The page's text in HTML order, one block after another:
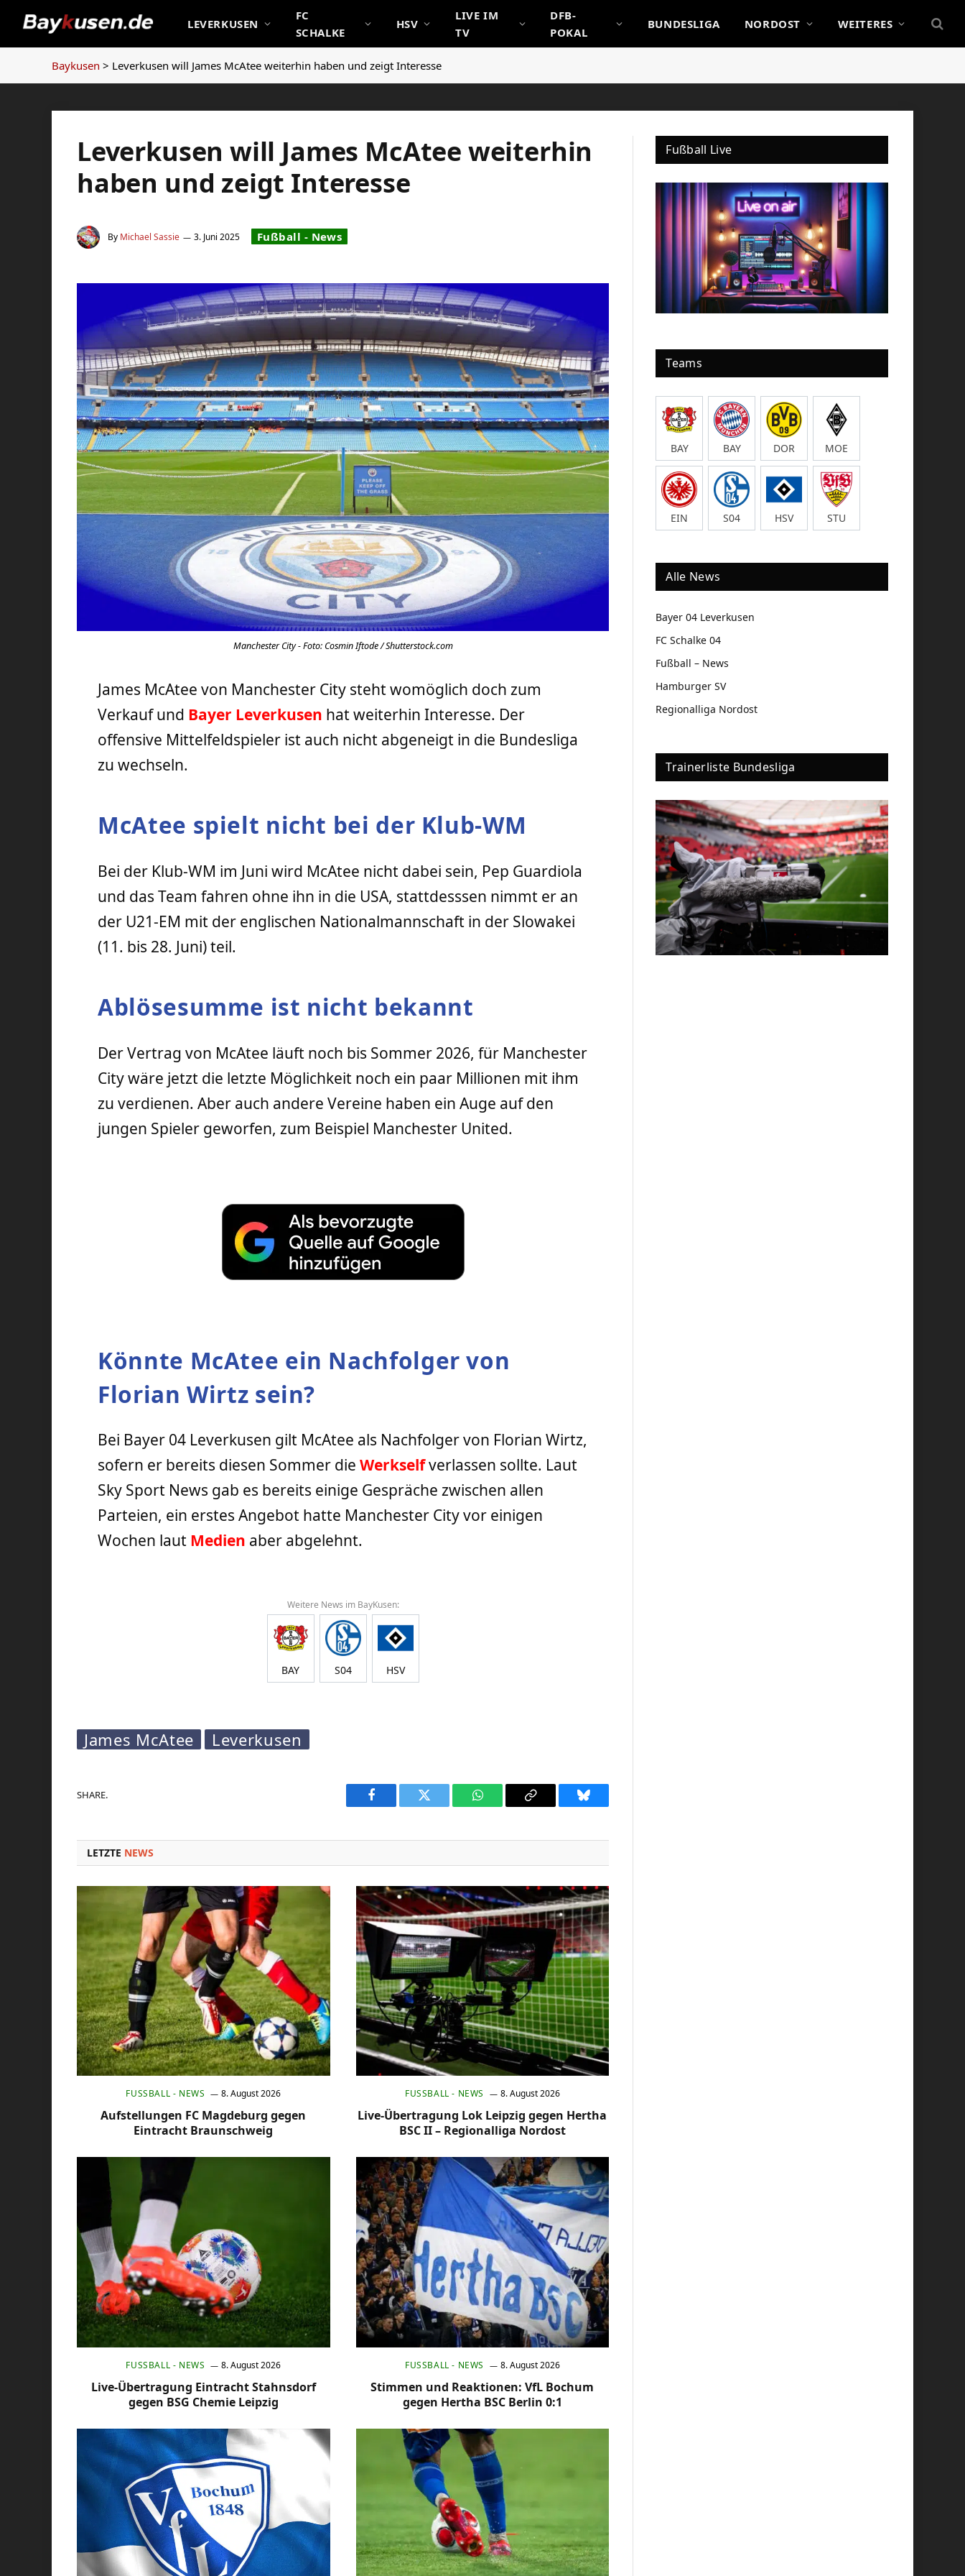
LEVERKUSEN
FC
SCHALKE
HSV
LIVE IM
TV
DFB-
POKAL
BUNDESLIGA NORDOST WEITERES
Baykusen > Leverkusen will James McAtee weiterhin haben und zeigt Interesse
Leverkusen will James McAtee weiterhin
haben und zeigt Interesse
By Michael Sassie 3. Juni 2025 Fußball - News
Manchester City - Foto: Cosmin Iftode / Shutterstock.com
James McAtee von Manchester City steht womöglich doch zum
Verkauf und Bayer Leverkusen hat weiterhin Interesse. Der
offensive Mittelfeldspieler ist auch nicht abgeneigt in die Bundesliga
zu wechseln.
McAtee spielt nicht bei der Klub-WM
Bei der Klub-WM im Juni wird McAtee nicht dabei sein, Pep Guardiola
und das Team fahren ohne ihn in die USA, stattdesssen nimmt er an
der U21-EM mit der englischen Nationalmannschaft in der Slowakei
(11. bis 28. Juni) teil.
Ablösesumme ist nicht bekannt
Der Vertrag von McAtee läuft noch bis Sommer 2026, für Manchester
City wäre jetzt die letzte Möglichkeit noch ein paar Millionen mit ihm
zu verdienen. Aber auch andere Vereine haben ein Auge auf den
jungen Spieler geworfen, zum Beispiel Manchester United.
Könnte McAtee ein Nachfolger von
Florian Wirtz sein?
Bei Bayer 04 Leverkusen gilt McAtee als Nachfolger von Florian Wirtz,
sofern er bereits diesen Sommer dieWerkselfverlassen sollte. Laut
Sky Sport News gab es bereits einige Gespräche zwischen allen
Parteien, ein erstes Angebot hatte Manchester City vor einigen
Wochen laut Medien aber abgelehnt.
Weitere News im BayKusen:
BAY S04 HSV
James McAtee Leverkusen
SHARE.
Facebook Twitter WhatsAppCopy
Bluesky
LETZTE NEWS
FUSSBALL - NEWS 8. August 2026
Aufstellungen FC Magdeburg gegen
Eintracht Braunschweig
FUSSBALL - NEWS 8. August 2026
Live-Übertragung Lok Leipzig gegen Hertha
BSC II – Regionalliga Nordost
FUSSBALL - NEWS 8. August 2026
Live-Übertragung Eintracht Stahnsdorf
gegen BSG Chemie Leipzig
FUSSBALL - NEWS 8. August 2026
Stimmen und Reaktionen: VfL Bochum
gegen Hertha BSC Berlin 0:1
Fußball Live
Teams
BAY BAY DOR MOE
EIN S04 HSV STU
Alle News
Bayer 04 Leverkusen
FC Schalke 04
Fußball – News
Hamburger SV
Regionalliga Nordost
Trainerliste Bundesliga